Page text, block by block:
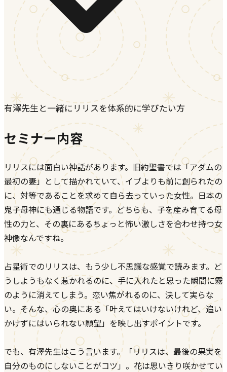
有澤先生と一緒にリリスを体系的に学びたい方
セミナー内容
リリスには面白い神話があります。旧約聖書では「アダムの
最初の妻」として描かれていて、イブよりも前に創られたの
に、対等であることを求めて自ら去っていった女性。日本の
鬼子母神にも通じる物語です。どちらも、子を産み育てる母
性の力と、その裏にあるちょっと怖い激しさを合わせ持つ女
神像なんですね。
占星術でのリリスは、もう少し不思議な感覚で読みます。ど
うしようもなく惹かれるのに、手に入れたと思った瞬間に霧
のように消えてしまう。恋い焦がれるのに、決して実らな
い。そんな、心の奥にある「叶えてはいけないけれど、追い
かけずにはいられない願望」を映し出すポイントです。
でも、有澤先生はこう言います。「リリスは、最後の果実を
自分のものにしないことがコツ」。花は思いきり咲かせてい